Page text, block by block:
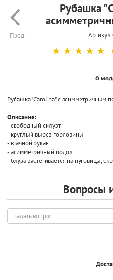
Пред.
Рубашка
Артикул
☆
☆
☆
☆
☆
О
Рубашка "Carolina" с асимметричным
Описание:
- свободный силуэт
- круглый вырез горловины
- втачной рукав
- асимметричный подол
- блуза застегивается на пуговицы,
Вопросы
Задать
вопрос